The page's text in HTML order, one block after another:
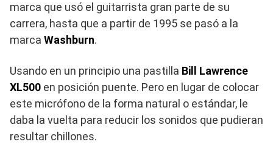
marca que usó el guitarrista gran parte de su
carrera, hasta que a partir de 1995 se pasó a la
marca Washburn.
Usando en un principio una pastilla Bill Lawrence
XL500 en posición puente. Pero en lugar de colocar
este micrófono de la forma natural o estándar, le
daba la vuelta para reducir los sonidos que pudieran
resultar chillones.